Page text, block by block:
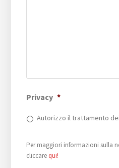
Privacy *
Autorizzo il trattamento
Per maggiori informazioni sulla
cliccarequi!